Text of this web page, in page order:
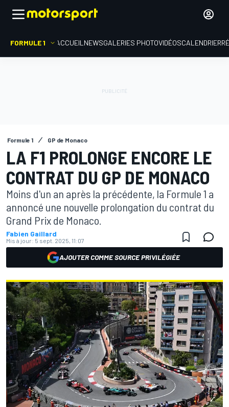
FORMULE 1 ACCUEIL NEWSGALERIES PHOTOVIDÉOSCALENDRIER
Formule 1 GP de Monaco
LA F1 PROLONGE ENCORE LE
CONTRAT DU GP DE MONACO
Moins d'un an après la précédente, la Formule 1 a
annoncé une nouvelle prolongation du contrat du
Grand Prix de Monaco.
Fabien Gaillard
Mis à jour: 5 sept. 2025, 11:07
AJOUTER COMME SOURCE PRIVILÉGIÉE